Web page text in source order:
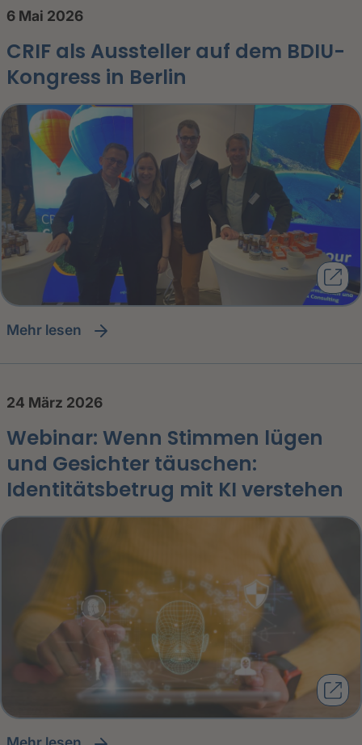
6 Mai 2026
CRIF als Aussteller auf dem BDIU-
Kongress in Berlin
Mehr lesen
24 März 2026
Webinar: Wenn Stimmen lügen
und Gesichter täuschen:
Identitätsbetrug mit KI verstehen